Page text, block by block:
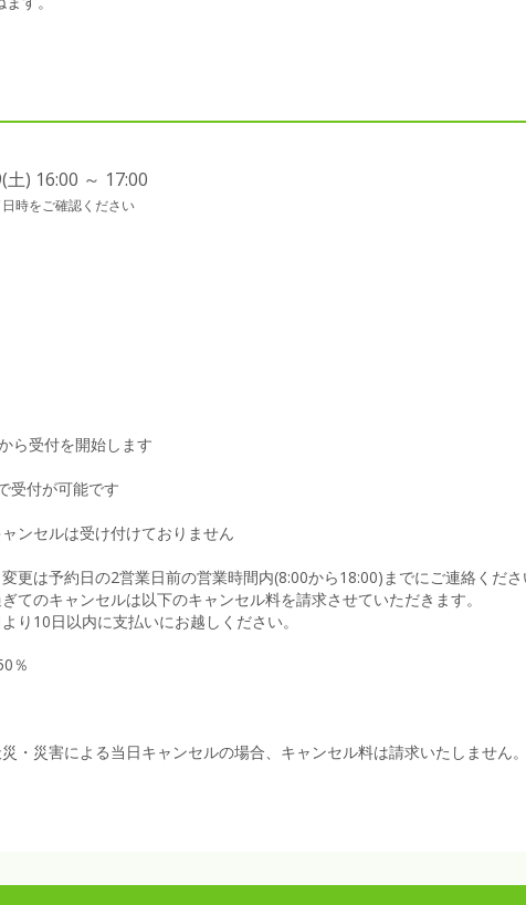
) 16:00 ～ 17:00
時をご確認ください
ら受付を開始します
受付が可能です
ンセルは受け付けておりません
更は予約日の2営業日前の営業時間内(8:00から18:00)までにご連絡くださ
てのキャンセルは以下のキャンセル料を請求させていただきます。
り10日以内に支払いにお越しください。
％
・災害による当日キャンセルの場合、キャンセル料は請求いたしません。